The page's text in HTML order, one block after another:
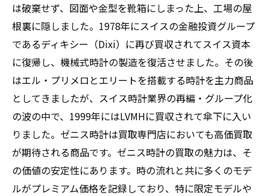
は破棄せず、図面や金型を靴箱にしまった上、工場の屋
根裏に隠しました。1978年にスイスの金融投資グループ
であるディキシー（Dixi）に再び買収されてスイス資本
に復帰し、機械式時計の製造を復活させました。その後
はエル・プリメロとエリートを搭載する時計を主力商品
としてきましたが、スイス時計業界の再編・グループ化
の波の中で、1999年にはLVMHに買収されて傘下に入い
りました。ゼニス時計は買取専門店においても高価買取
が期待される商品です。ゼニス時計の買取の魅力は、そ
の価値の安定性にあります。時の流れと共に多くのモデ
ルがプレミアム価格を記録しており、特に限定モデルや